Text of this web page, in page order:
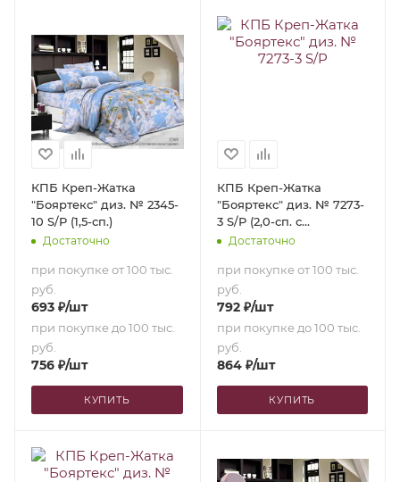
КПБ Креп-Жатка
"Бояртекс" диз. № 2345-
10 S/P (1,5-сп.)
Достаточно
при покупке от 100 тыс.
руб.
693 ₽/шт
при покупке до 100 тыс.
руб.
756 ₽/шт
КУПИТЬ
КПБ Креп-Жатка
"Бояртекс" диз. № 7273-
3 S/P (2,0-сп. с
европростыней)
Достаточно
при покупке от 100 тыс.
руб.
792₽/шт
при покупке до 100 тыс.
руб.
864₽/шт
КУПИТЬ